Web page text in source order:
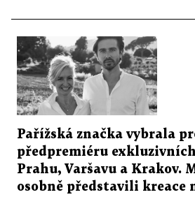
Pařížská značka vybrala
předpremiéru
Prahu, Varšavu a Krakov.
osobně představili kreace